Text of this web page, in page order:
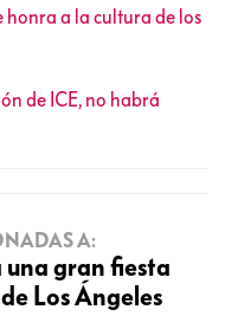
honra a la cultura de los
de ICE, no habrá
A:
gran fiesta
Los Ángeles